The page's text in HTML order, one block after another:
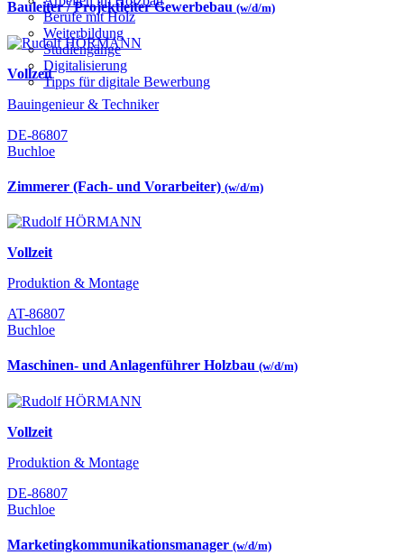
Berufe mit Holz
Weiterbildung
Studiengänge
Digitalisierung
Tipps für digitale Bewerbung
Bauleiter / Projektleiter Gewerbebau (w/d/m)
Vollzeit
Bauingenieur & Techniker
DE-86807
Buchloe
Zimmerer (Fach- und Vorarbeiter) (w/d/m)
Vollzeit
Produktion & Montage
AT-86807
Buchloe
Maschinen- und Anlagenführer Holzbau (w/d/m)
Vollzeit
Produktion & Montage
DE-86807
Buchloe
Marketingkommunikationsmanager (w/d/m)